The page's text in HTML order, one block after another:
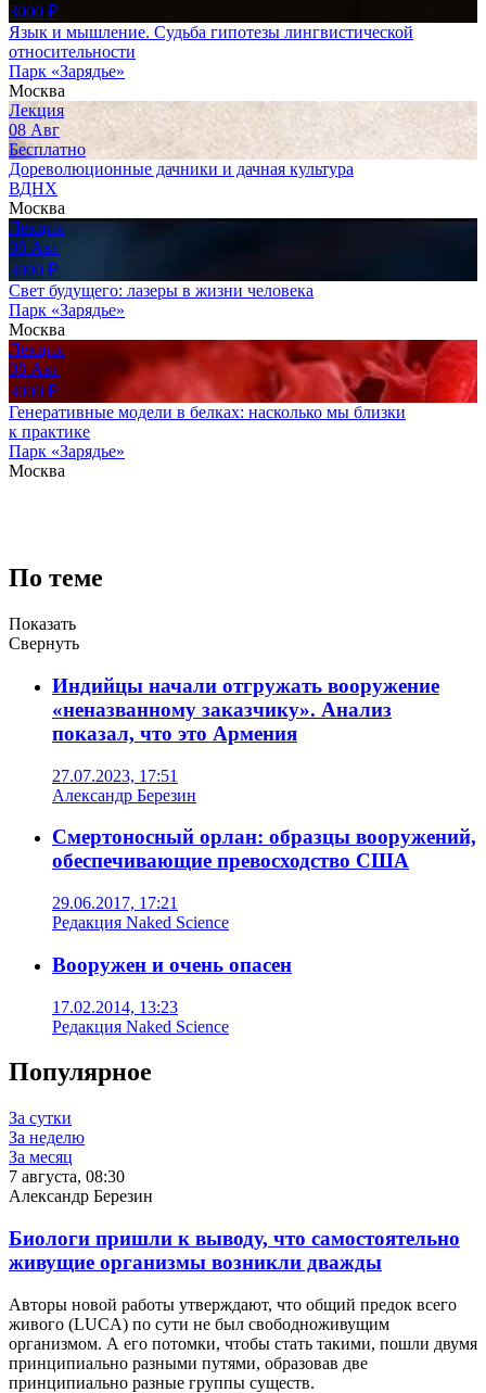
3000 ₽
Язык и мышление. Судьба гипотезы лингвистической
относительности
Парк «Зарядье»
Москва
Лекция
08 Авг
Бесплатно
Дореволюционные дачники и дачная культура
ВДНХ
Москва
Лекция
08 Авг
3000 ₽
Свет будущего: лазеры в жизни человека
Парк «Зарядье»
Москва
Лекция
08 Авг
3000 ₽
Генеративные модели в белках: насколько мы близки
к практике
Парк «Зарядье»
Москва
По теме
Показать
Свернуть
Индийцы начали отгружать вооружение
«неназванному заказчику». Анализ
показал, что это Армения
27.07.2023, 17:51
Александр Березин
Смертоносный орлан: образцы вооружений,
обеспечивающие превосходство США
29.06.2017, 17:21
Редакция Naked Science
Вооружен и очень опасен
17.02.2014, 13:23
Редакция Naked Science
Популярное
За сутки
За неделю
За месяц
7 августа, 08:30
Александр Березин
Биологи пришли к выводу, что самостоятельно
живущие организмы возникли дважды
Авторы новой работы утверждают, что общий предок всего
живого (LUCA) по сути не был свободноживущим
организмом. А его потомки, чтобы стать такими, пошли двумя
принципиально разными путями, образовав две
принципиально разные группы существ.